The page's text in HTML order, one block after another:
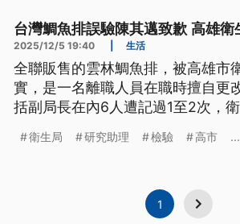
台灣鯛魚排誤驗陳其邁致歉 高雄衛
2025/12/5 19:40 生活
全聯販售的雲林鯛魚排，被高雄市
實，是一名離職人員在職時擅自更
括副局長在內6人遭記過1至2次，
告，至於賠償問題將交給律師處理。
衛生局 研究助理 檢驗 高市 ...
1